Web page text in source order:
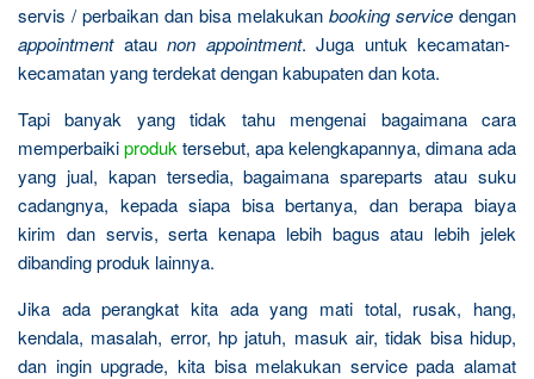
servis / perbaikan dan bisa melakukan booking service dengan
appointmentataunon appointment. Juga untuk kecamatan-
kecamatan yang terdekat dengan kabupaten dan kota.
Tapi banyak yang tidak tahu mengenai bagaimana cara
memperbaikiproduk tersebut, apa kelengkapannya, dimana ada
yang jual, kapan tersedia, bagaimana spareparts atau suku
cadangnya, kepada siapa bisa bertanya, dan berapa biaya
kirim dan servis, serta kenapa lebih bagus atau lebih jelek
dibanding produk lainnya.
Jika ada perangkat kita ada yang mati total, rusak, hang,
kendala, masalah, error, hp jatuh, masuk air, tidak bisa hidup,
dan ingin upgrade, kita bisa melakukan service pada alamat